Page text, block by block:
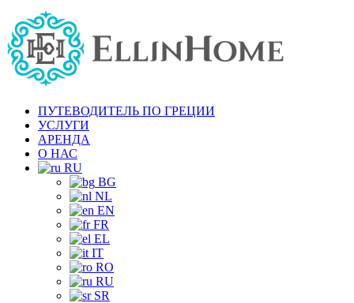
ПУТЕВОДИТЕЛЬ ПО ГРЕЦИИ
УСЛУГИ
АРЕНДА
О НАС
RU
BG
NL
EN
FR
EL
IT
RO
RU
SR